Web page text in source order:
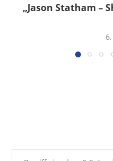
„Jason Statham –